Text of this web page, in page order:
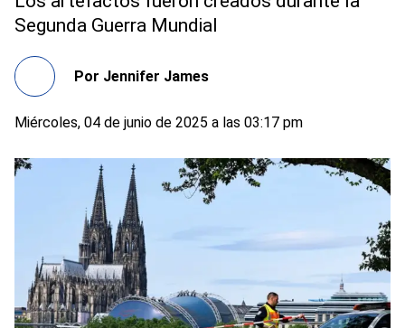
Segunda Guerra Mundial
Por Jennifer James
Miércoles, 04 de junio de 2025 a las 03:17 pm